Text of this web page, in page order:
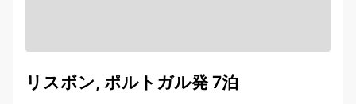
リスボン, ポルトガル発 7泊